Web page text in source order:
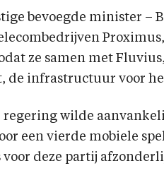
bevoegde minister –
ze samen met
de infrastructuur voor
regering wilde
een vierde mobiele
deze partij